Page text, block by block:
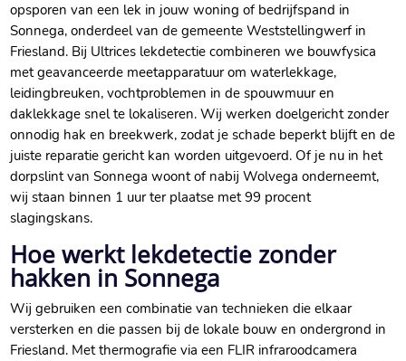
opsporen van een lek in jouw woning of bedrijfspand in
Sonnega, onderdeel van de gemeente Weststellingwerf in
Friesland. Bij Ultrices lekdetectie combineren we bouwfysica
met geavanceerde meetapparatuur om waterlekkage,
leidingbreuken, vochtproblemen in de spouwmuur en
daklekkage snel te lokaliseren. Wij werken doelgericht zonder
onnodig hak en breekwerk, zodat je schade beperkt blijft en de
juiste reparatie gericht kan worden uitgevoerd. Of je nu in het
dorpslint van Sonnega woont of nabij Wolvega onderneemt,
wij staan binnen 1 uur ter plaatse met 99 procent
slagingskans.
Hoe werkt lekdetectie zonder
hakken in Sonnega
Wij gebruiken een combinatie van technieken die elkaar
versterken en die passen bij de lokale bouw en ondergrond in
Friesland. Met thermografie via een FLIR infraroodcamera